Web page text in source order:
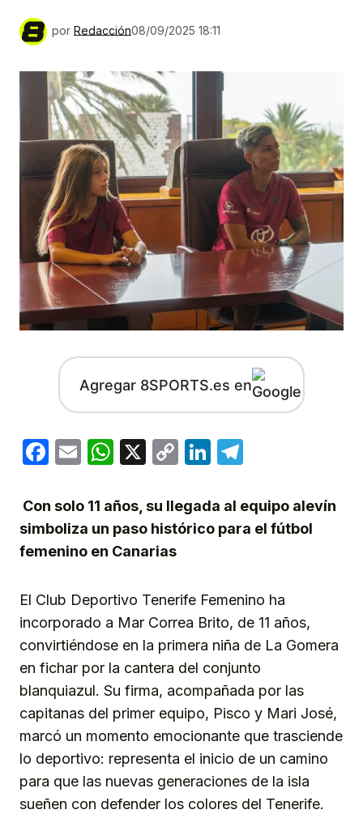
por Redacción08/09/2025 18:11
Agregar 8SPORTS.es en
Facebook
EmailWhatsApp
X
CopyLinkedIn
Con solo 11 años, su llegada al equipo alevín
simboliza un paso histórico para el fútbol
femenino en Canarias
El Club Deportivo Tenerife Femenino ha
incorporado a Mar Correa Brito, de 11 años,
convirtiéndose en la primera niña de La Gomera
en fichar por la cantera del conjunto
blanquiazul. Su firma, acompañada por las
capitanas del primer equipo, Pisco y Mari José,
marcó un momento emocionante que trasciende
lo deportivo: representa el inicio de un camino
para que las nuevas generaciones de la isla
sueñen con defender los colores del Tenerife.